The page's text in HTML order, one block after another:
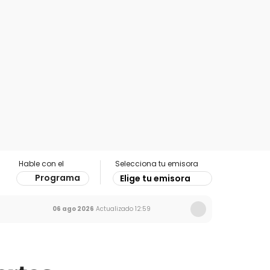
Hable con el
Programa
Selecciona tu emisora
Elige tu emisora
06 ago 2026 Actualizado 12:59